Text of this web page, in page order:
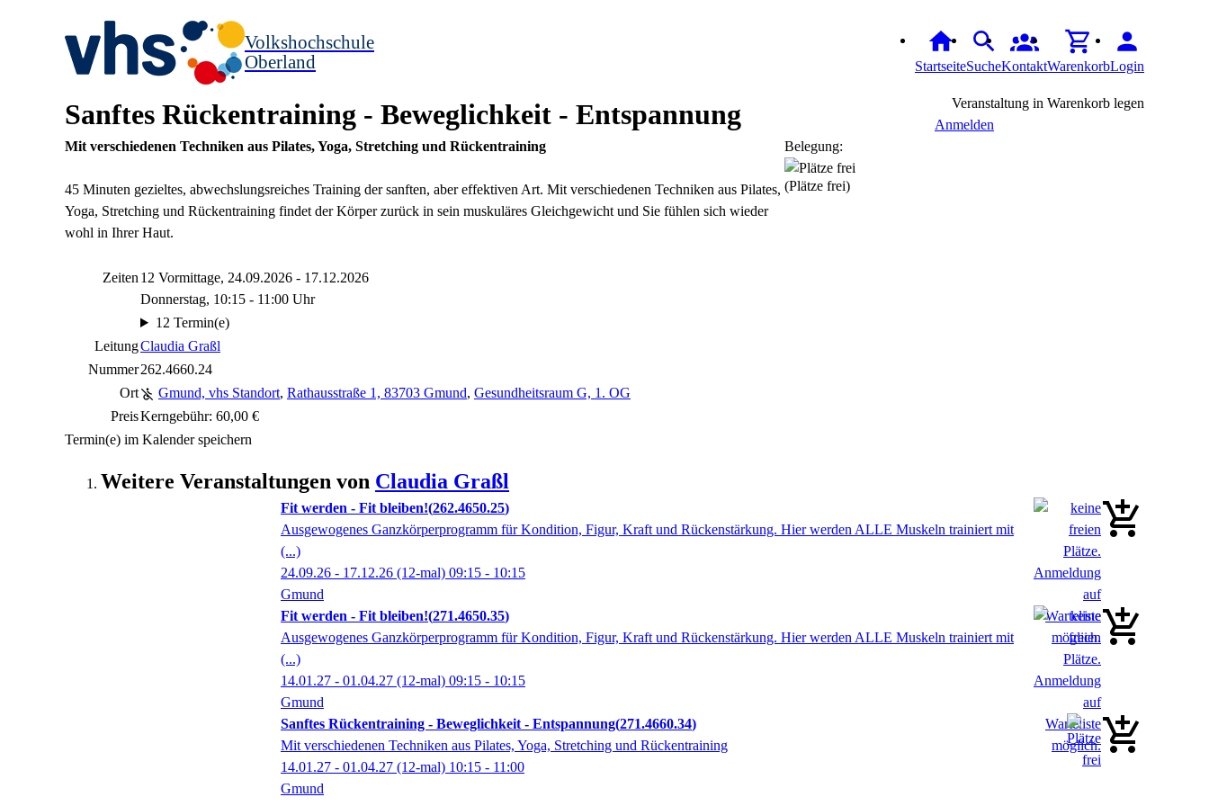
Volkshochschule
Oberland
StartseiteSucheKontaktWarenkorbLogin
Sanftes Rückentraining - Beweglichkeit - Entspannung
Mit verschiedenen Techniken aus Pilates, Yoga, Stretching und Rückentraining
45 Minuten gezieltes, abwechslungsreiches Training der sanften, aber effektiven Art. Mit verschiedenen Techniken aus Pilates,
Yoga, Stretching und Rückentraining findet der Körper zurück in sein muskuläres Gleichgewicht und Sie fühlen sich wieder
wohl in Ihrer Haut.
Zeiten 12 Vormittage, 24.09.2026 - 17.12.2026
Donnerstag, 10:15 - 11:00 Uhr
12 Termin(e)
LeitungClaudia Graßl
Nummer262.4660.24
Ort
Gmund, vhs Standort, Rathausstraße 1, 83703 Gmund, Gesundheitsraum G, 1. OG
PreisKerngebühr: 60,00 €
Veranstaltung in Warenkorb legen
Anmelden
Belegung:
(Plätze frei)
Termin(e) im Kalender speichern
Weitere Veranstaltungen von Claudia Graßl
Fit werden - Fit bleiben! 262.4650.25
Ausgewogenes Ganzkörperprogramm für Kondition, Figur, Kraft und Rückenstärkung. Hier werden ALLE Muskeln trainiert mit
(...)
24.09.26 - 17.12.26 (12-mal) 09:15 - 10:15
Gmund
Fit werden - Fit bleiben! 271.4650.35
Ausgewogenes Ganzkörperprogramm für Kondition, Figur, Kraft und Rückenstärkung. Hier werden ALLE Muskeln trainiert mit
(...)
14.01.27 - 01.04.27 (12-mal) 09:15 - 10:15
Gmund
Sanftes Rückentraining - Beweglichkeit - Entspannung 271.4660.34
Mit verschiedenen Techniken aus Pilates, Yoga, Stretching und Rückentraining
14.01.27 - 01.04.27 (12-mal) 10:15 - 11:00
Gmund